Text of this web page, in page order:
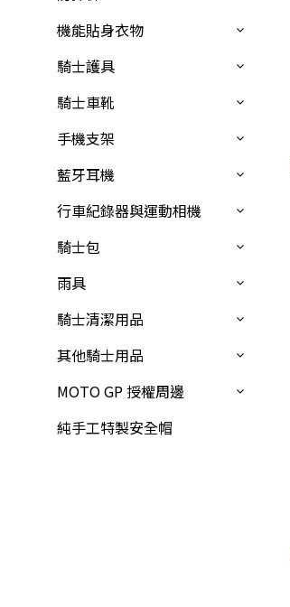
機能貼身衣物
騎士護具
騎士車靴
手機支架
藍牙耳機
行車紀錄器與運動相機
騎士包
雨具
騎士清潔用品
其他騎士用品
MOTO GP 授權周邊
純手工特製安全帽